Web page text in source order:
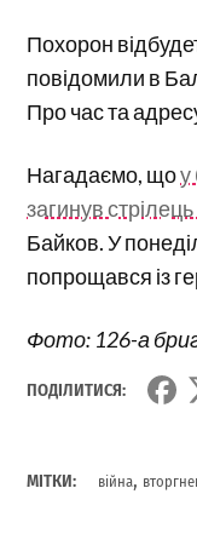
Похорон
повідомили в
Про час та
Нагадаємо, щоу
загинув стрілець
Байков. У
попрощався із
Фото: 126-а
ПОДІЛИТИСЯ:
МІТКИ: війна,